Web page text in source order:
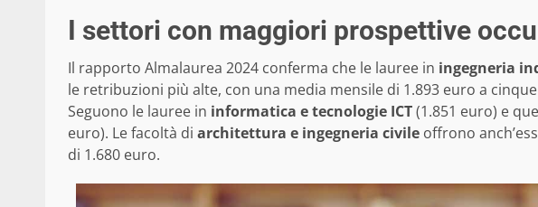
I settori con maggiori prospettive
Il rapporto Almalaurea 2024 conferma che le lauree in ingegneria
le retribuzioni più alte, con una media mensile di 1.893 euro a
Seguono le lauree in informatica e tecnologie ICT(1.851 euro) e
euro). Le facoltà di architettura e ingegneria civile offrono
di 1.680 euro.